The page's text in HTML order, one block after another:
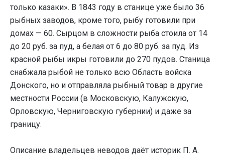
только казаки». В 1843 году в станице уже было 36
рыбных заводов, кроме того, рыбу готовили при
домах — 60. Сырцом в сложности рыба стоила от 14
до 20 руб. за пуд, а белая от 6 до 80 руб. за пуд. Из
красной рыбы икры готовили до 270 пудов. Станица
снабжала рыбой не только всю Область войска
Донского, но и отправляла рыбный товар в другие
местности России (в Московскую, Калужскую,
Орловскую, Черниговскую губернии) и даже за
границу.
Описание владельцев неводов даёт историк П. А.